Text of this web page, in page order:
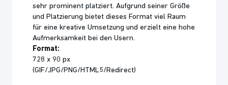
sehr prominent platziert. Aufgrund seiner Größe
und Platzierung bietet dieses Format viel Raum
für eine kreative Umsetzung und erzielt eine hohe
Aufmerksamkeit bei den Usern.
Format:
728 x 90 px
(GIF/JPG/PNG/HTML5/Redirect)